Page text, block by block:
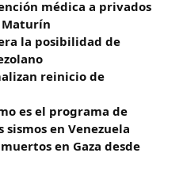
médica a privados
Maturín
la posibilidad de
reinicio de
es el programa de
en Venezuela
en Gaza desde